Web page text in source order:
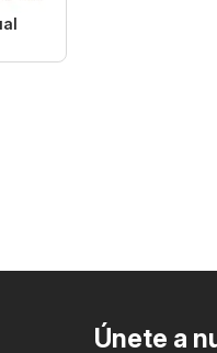
Únete a